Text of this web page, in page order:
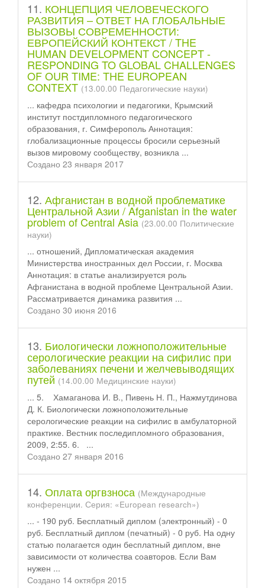
11. КОНЦЕПЦИЯ ЧЕЛОВЕЧЕСКОГО
РАЗВИТИЯ – ОТВЕТ НА ГЛОБАЛЬНЫЕ
ВЫЗОВЫ СОВРЕМЕННОСТИ:
ЕВРОПЕЙСКИЙ КОНТЕКСТ / THE
HUMAN DEVELOPMENT CONCEPT -
RESPONDING TO GLOBAL CHALLENGES
OF OUR TIME: THE EUROPEAN
CONTEXT (13.00.00 Педагогические науки)
... кафедра психологии и педагогики, Крымский
институт постдипломного педагогического
образования, г. Симферополь Аннотация:
глобализационные процессы бросили серьезный
вызов мировому сообществу, возникла ...
Создано 23 января 2017
12. Афганистан в водной проблематике
Центральной Азии / Afganistan in the water
problem of Central Asia(23.00.00 Политические
науки)
... отношений, Дипломатическая академия
Министерства иностранных дел России, г. Москва
Аннотация: в статье анализируется роль
Афганистана в водной проблеме Центральной Азии.
Рассматривается динамика развития ...
Создано 30 июня 2016
13. Биологически ложноположительные
серологические реакции на сифилис при
заболеваниях печени и желчевыводящих
путей (14.00.00 Медицинские науки)
... 5. Хамаганова И. В., Пивень Н. П., Нажмутдинова
Д. К. Биологически ложноположительные
серологические реакции на сифилис в амбулаторной
практике. Вестник последипломного образования,
2009, 2:55. 6. ...
Создано 27 января 2016
14. Оплата оргвзноса (Международные
конференции. Серия: «European research»)
... - 190 руб. Бесплатный диплом (электронный) - 0
руб. Бесплатный диплом (печатный) - 0 руб. На одну
статью полагается один бесплатный диплом, вне
зависимости от количества соавторов. Если Вам
нужен ...
Создано 14 октября 2015